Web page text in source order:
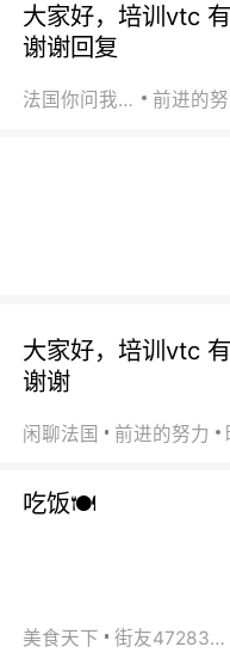
大家好，培训vtc
谢谢回复
法国你问我答 前进的
大家好，培训vtc
谢谢
闲聊法国 前进的努力
吃饭🍽️
美食天下 街友472838572